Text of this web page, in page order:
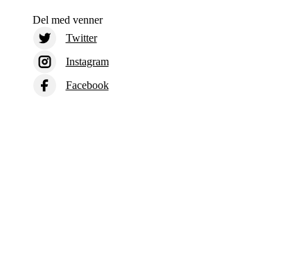
Del med venner
Twitter
Instagram
Facebook